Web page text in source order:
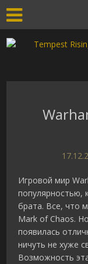
Игровой мир
популярностью,
брата. Все, что
Mark of Chaos.
появилась
ничуть не хуже
Возможность